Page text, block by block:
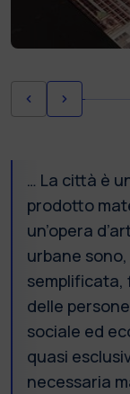
… La città è
prodotto
un’opera
urbane
semplificata,
delle
sociale ed
quasi
necessaria